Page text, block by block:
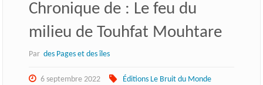
Chronique de : Le feu du
milieu de Touhfat Mouhtare
Par des Pages et des îles
6 septembre 2022 Éditions Le Bruit du Monde